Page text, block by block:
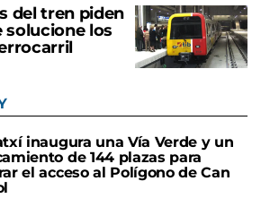
del tren piden
solucione los
inaugura una Vía Verde y un
de 144 plazas para
el acceso al Polígono de Can